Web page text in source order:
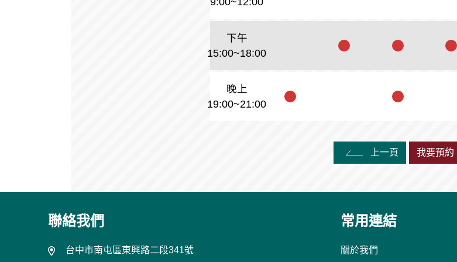
下午
15:00~18:00
晚上
19:00~21:00
上一頁 我要預約
聯絡我們
台中市南屯區東興路二段341號
常用連結
關於我們